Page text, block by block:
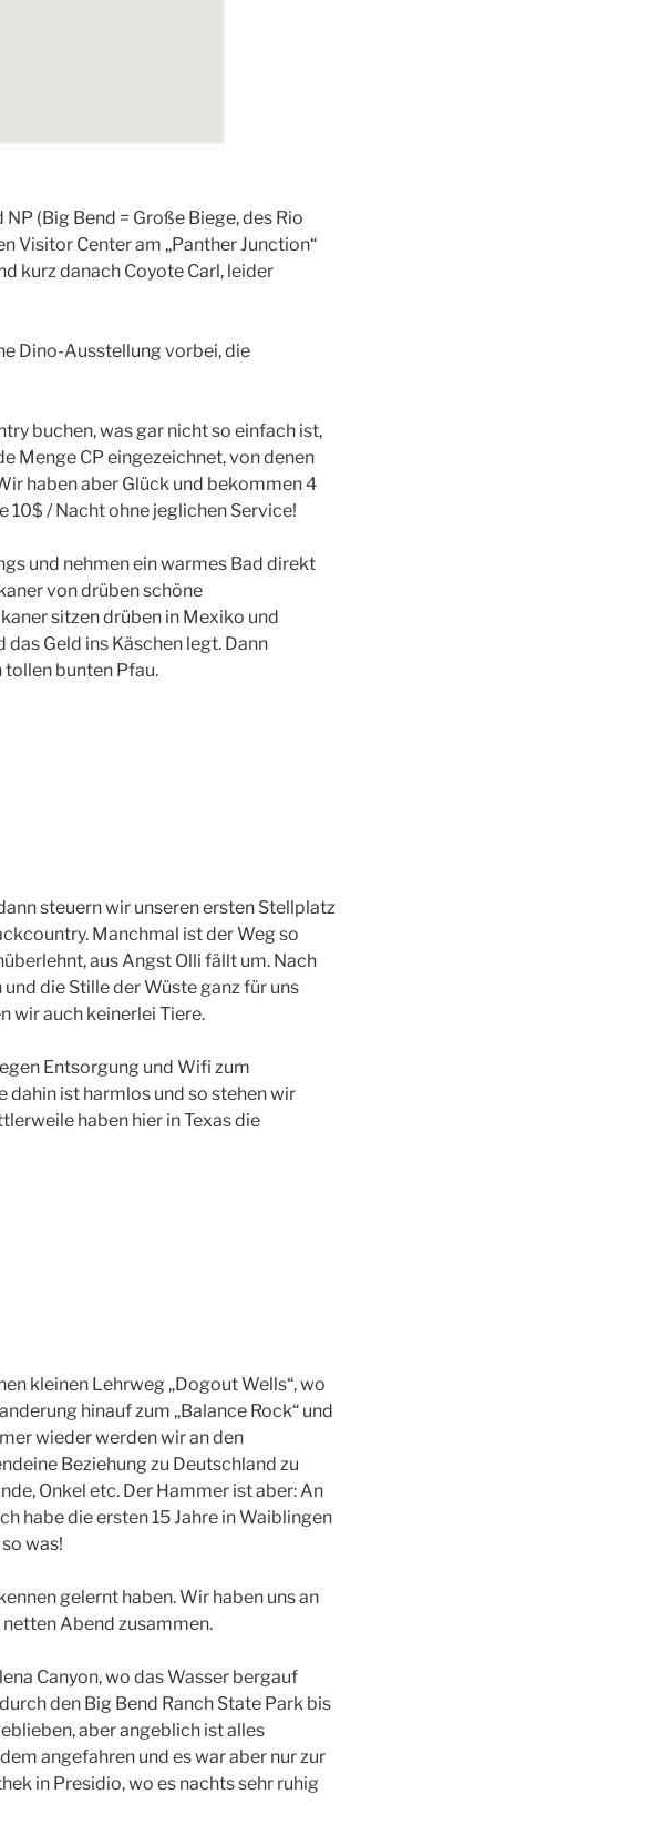
(Big Bend = Große Biege, des Rio
Visitor Center am „Panther Junction“
kurz danach Coyote Carl, leider
Dino-Ausstellung vorbei, die
buchen, was gar nicht so einfach ist,
Menge CP eingezeichnet, von denen
haben aber Glück und bekommen 4
10$ / Nacht ohne jeglichen Service!
und nehmen ein warmes Bad direkt
von drüben schöne
sitzen drüben in Mexiko und
Geld ins Käschen legt. Dann
tollen bunten Pfau.
steuern wir unseren ersten Stellplatz
Manchmal ist der Weg so
aus Angst Olli fällt um. Nach
die Stille der Wüste ganz für uns
wir auch keinerlei Tiere.
Entsorgung und Wifi zum
dahin ist harmlos und so stehen wir
haben hier in Texas die
kleinen Lehrweg „Dogout Wells“, wo
hinauf zum „Balance Rock“ und
wieder werden wir an den
Beziehung zu Deutschland zu
Onkel etc. Der Hammer ist aber: An
habe die ersten 15 Jahre in Waiblingen
was!
gelernt haben. Wir haben uns an
Abend zusammen.
Canyon, wo das Wasser bergauf
den Big Bend Ranch State Park bis
aber angeblich ist alles
angefahren und es war aber nur zur
in Presidio, wo es nachts sehr ruhig